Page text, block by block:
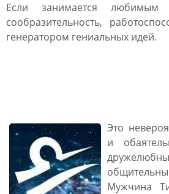
Если занимается любимым
сообразительность,
генератором гениальных идей.
Это
и
Мужчина